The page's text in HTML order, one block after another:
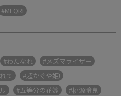
#MEQRI
#わたなれ
#メズマライザー
て
#超かぐや姫!
#五等分の花嫁
#桃源暗鬼